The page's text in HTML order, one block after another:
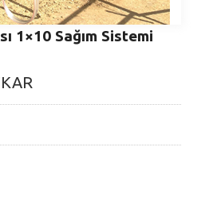
1×10 Sağım Sistemi